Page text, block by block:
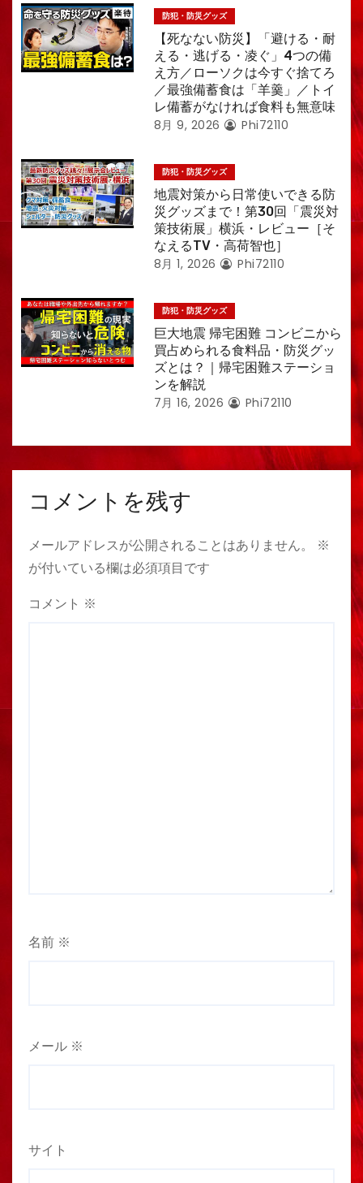
防犯・防災グッズ
【死なない防災】「避ける・耐
える・逃げる・凌ぐ」4つの備
え方／ローソクは今すぐ捨てろ
／最強備蓄食は「羊羹」／トイ
レ備蓄がなければ食料も無意味
8月 9, 2026 Phi72110
防犯・防災グッズ
地震対策から日常使いできる防
災グッズまで！第30回「震災対
策技術展」横浜・レビュー［そ
なえるTV・高荷智也］
8月 1, 2026 Phi72110
防犯・防災グッズ
巨大地震 帰宅困難 コンビニから
買占められる食料品・防災グッ
ズとは？｜帰宅困難ステーショ
ンを解説
7月 16, 2026 Phi72110
コメントを残す
メールアドレスが公開されることはありません。
※
が付いている欄は必須項目です
コメント ※
名前 ※
メール ※
サイト